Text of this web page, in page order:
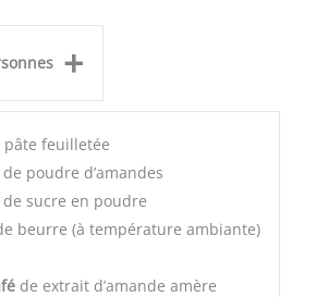
+
feuilletée
de poudre d’amandes
de sucre en poudre
beurre (à température ambiante)
de extrait d’amande amère